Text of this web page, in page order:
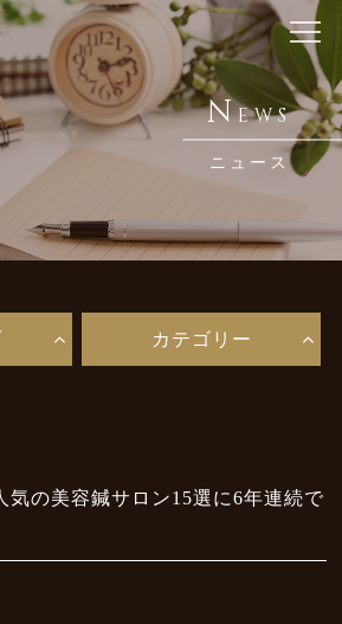
NEWS
ニュース
て
カテゴリー
の美容鍼サロン15選に6年連続で